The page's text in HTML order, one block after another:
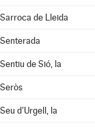
Sarroca de Lleida
Senterada
Sentiu de Sió, la
Seròs
Seu d'Urgell, la